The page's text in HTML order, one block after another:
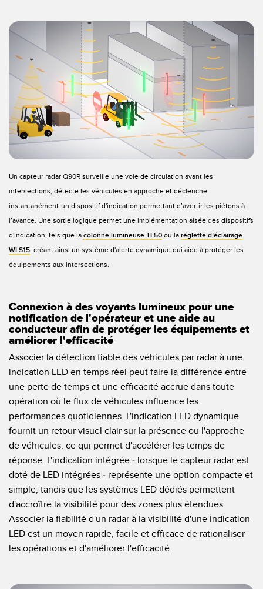
Connexion à des voyants lumineux pour une
notification de l'opérateur et une aide au
conducteur afin de protéger les équipements et
améliorer l'efficacité
Associer la détection fiable des véhicules par radar à une
indication LED en temps réel peut faire la différence entre
une perte de temps et une efficacité accrue dans toute
opération où le flux de véhicules influence les
performances quotidiennes. L'indication LED dynamique
fournit un retour visuel clair sur la présence ou l'approche
de véhicules, ce qui permet d'accélérer les temps de
réponse. L'indication intégrée - lorsque le capteur radar est
doté de LED intégrées - représente une option compacte et
simple, tandis que les systèmes LED dédiés permettent
d'accroître la visibilité pour des zones plus étendues.
Associer la fiabilité d'un radar à la visibilité d'une indication
LED est un moyen rapide, facile et efficace de rationaliser
les opérations et d'améliorer l'efficacité.
Un capteur radar Q90R surveille une voie de circulation avant les
intersections, détecte les véhicules en approche et déclenche
instantanément un dispositif d'indication permettant d’avertir les piétons à
l’avance. Une sortie logique permet une implémentation aisée des dispositifs
d'indication, tels que la colonne lumineuse TL50 ou la réglette d’éclairage
WLS15 , créant ainsi un système d'alerte dynamique qui aide à protéger les
équipements aux intersections.